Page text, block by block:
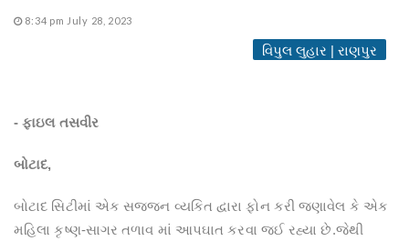
8:34 pm July 28, 2023
વિપુલ લુહાર | રાણપુર
- ફાઇલ તસવીર
બોટાદ,
બોટાદ સિટીમાં એક સજ્જન વ્યકિત દ્વારા ફોન કરી જણાવેલ કે એક
મહિલા કૃષ્ણ-સાગર તળાવ માં આપઘાત કરવા જઈ રહ્યા છે.જેથી